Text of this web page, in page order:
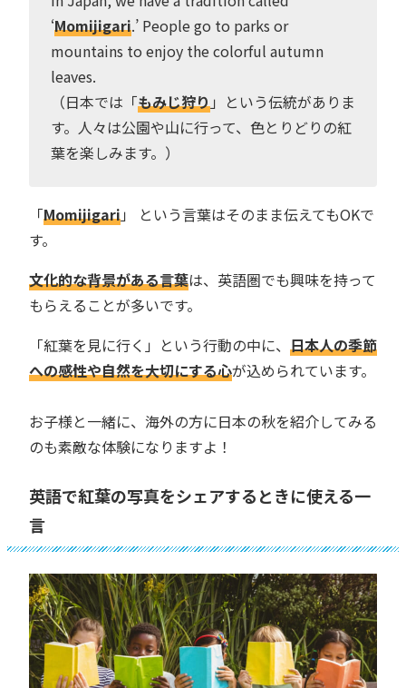
‘Momijigari.’ People go to parks or
mountains to enjoy the colorful autumn
leaves.
（日本では「もみじ狩り」という伝統がありま
す。人々は公園や山に行って、色とりどりの紅
葉を楽しみます。）
「Momijigari」 という言葉はそのまま伝えてもOKで
す。
文化的な背景がある言葉は、英語圏でも興味を持って
もらえることが多いです。
「紅葉を見に行く」という行動の中に、 日本人の季節
への感性や自然を大切にする心が込められています。
お子様と一緒に、海外の方に日本の秋を紹介してみる
のも素敵な体験になりますよ！
英語で紅葉の写真をシェアするときに使える一
言